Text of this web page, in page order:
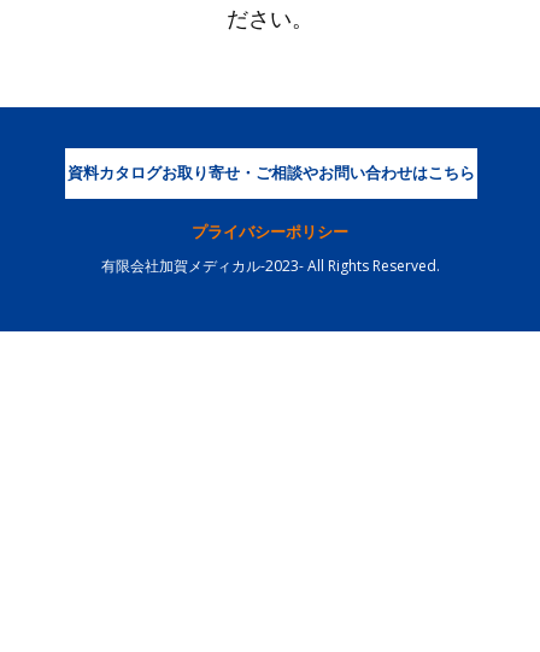
ださい。
資料カタログお取り寄せ・ご相談やお問い合わせはこちら
プライバシーポリシー
有限会社加賀メディカル-2023- All Rights Reserved.